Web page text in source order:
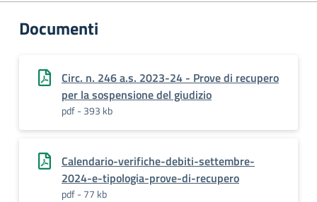
Documenti
Circ. n. 246 a.s. 2023-24 - Prove di recupero
per la sospensione del giudizio
pdf - 393 kb
Calendario-verifiche-debiti-settembre-
2024-e-tipologia-prove-di-recupero
pdf - 77 kb